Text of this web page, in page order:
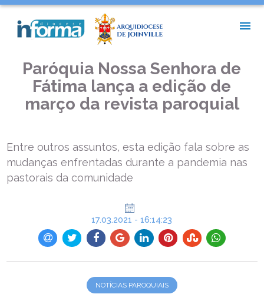
PARÓQUIA NOSSA SENHORA DE FÁTIMA LANÇA A EDIÇÃO DE
MARÇO DA REVISTA PAROQUIAL
Paróquia Nossa Senhora de
Fátima lança a edição de
março da revista paroquial
Entre outros assuntos, esta edição fala sobre as
mudanças enfrentadas durante a pandemia nas
pastorais da comunidade
17.03.2021 - 16:14:23
NOTÍCIAS PAROQUIAIS